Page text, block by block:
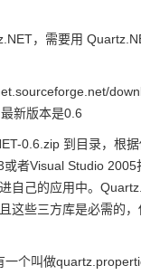
，需要用
新版本是0.6
0.6.zip 到目录，根
者Visual Studio 2005
自己的应用中。
这些三方库是必需的
一个叫做